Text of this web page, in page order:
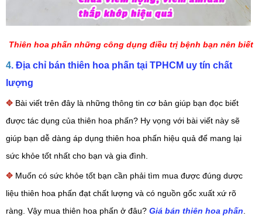
Thiên hoa phấn những công dụng điều trị bệnh bạn nên biết
4. Địa chỉ bán thiên hoa phấn tại TPHCM uy tín chất
lượng
✥ Bài viết trên đây là những thông tin cơ bản giúp bạn đọc biết
được tác dụng của thiên hoa phấn? Hy vọng với bài viết này sẽ
giúp bạn dễ dàng áp dụng thiên hoa phấn hiệu quả để mang lại
sức khỏe tốt nhất cho bạn và gia đình.
✥ Muốn có sức khỏe tốt bạn cần phải tìm mua được đúng dược
liệu thiên hoa phấn đạt chất lượng và có nguồn gốc xuất xứ rõ
ràng. Vậy mua thiên hoa phấn ở đâu? Giá bán thiên hoa phấn